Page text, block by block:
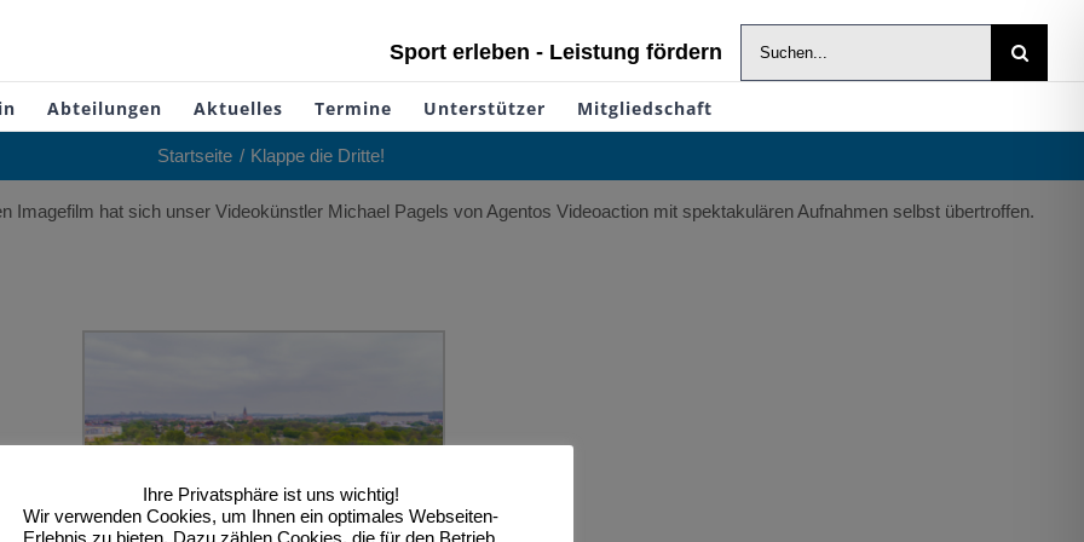
Sport erleben - Leistung fördern
Suche
nach:
Abteilungen Aktuelles Termine Unterstützer Mitgliedschaft
Startseite Klappe die Dritte!
Imagefilm hat sich unser Videokünstler Michael Pagels von Agentos Videoaction mit spektakulären Aufnahmen selbst übertroffen.
Ihre Privatsphäre ist uns wichtig!
Wir verwenden Cookies, um Ihnen ein optimales Webseiten-
Erlebnis zu bieten. Dazu zählen Cookies, die für den Betrieb